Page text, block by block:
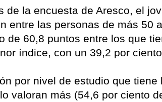
de la encuesta de Aresco, el
entre las personas de más 50
de 60,8 puntos entre los que
índice, con un 39,2 por
por nivel de estudio que tiene
valoran más (54,6 por ciento